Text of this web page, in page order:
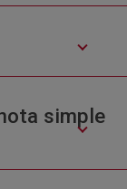
simple